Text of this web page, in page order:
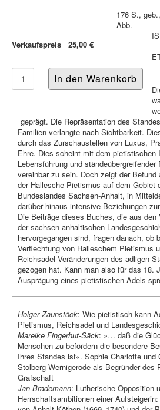
Verkaufspreis 25,00 €
176 S.,
Abb.
geprägt. Die Repräsentation des
Familien verlangte nach Sichtbarkeit.
durch das Zurschaustellen von Luxus,
Ehre. Dies scheint mit dem pietistischen
Lebensführung und ständeübergreifender
vereinbar zu sein. Doch zeigt der Befund
der Hallesche Pietismus auf dem Gebiet
Bundeslandes Sachsen-Anhalt, in
darüber hinaus intensive Beziehungen
Die Beiträge dieses Buches, die aus den
der sachsen-anhaltischen
hervorgegangen sind, fragen danach, ob
Verflechtung von Halleschem Pietismus
Reichsadel Veränderungen des adligen
gezogen hat. Kann man also für das 18.
Ausprägung eines pietistischen Adels
Holger Zaunstöck: Wie pietistisch kann
Pietismus, Reichsadel und
Mareike Fingerhut-Säck: »… daß die
Menschen zu befördern die besondere
Ihres Standes ist«. Sophie Charlotte und
Stolberg-Wernigerode als Begründer des
Grafschaft
Jan Brademann: Lutherische Opposition
Herrschaftsambitionen einer